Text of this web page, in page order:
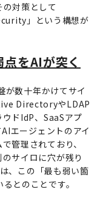
対策として
」という構想が
をAIが突く
が数十年かけてサイ
DirectoryやLDAP
ドIdP、SaaSアプ
エージェントのアイ
管理されており、
サイロに穴が残り
、この「最も弱い箇
とのことです。